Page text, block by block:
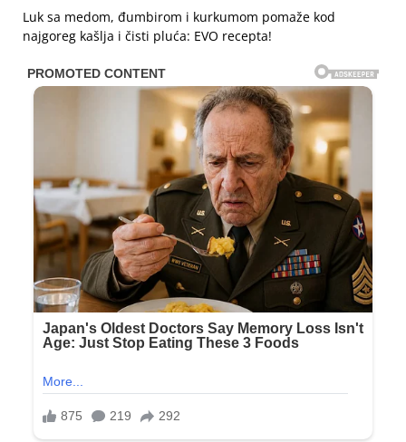
Luk sa medom, đumbirom i kurkumom pomaže kod
najgoreg kašlja i čisti pluća: EVO recepta!